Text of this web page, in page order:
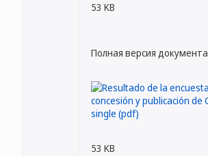
53 KB
Полная версия документа
53 KB